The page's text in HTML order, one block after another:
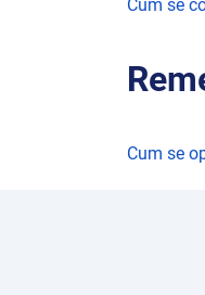
Cum se
Cum se